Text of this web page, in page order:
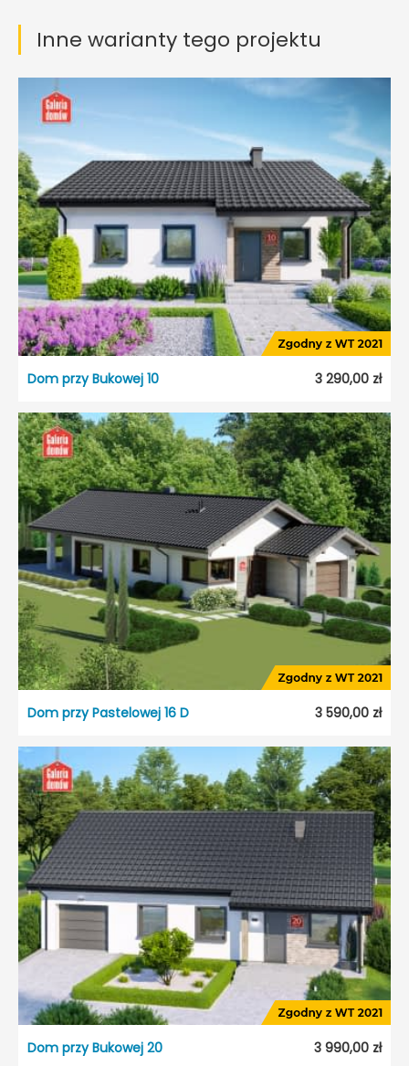
Inne warianty tego projektu
Dom przy Bukowej 10 3 290,00 zł
Dom przy Pastelowej 16 D 3 590,00 zł
Dom przy Bukowej 20 3 990,00 zł